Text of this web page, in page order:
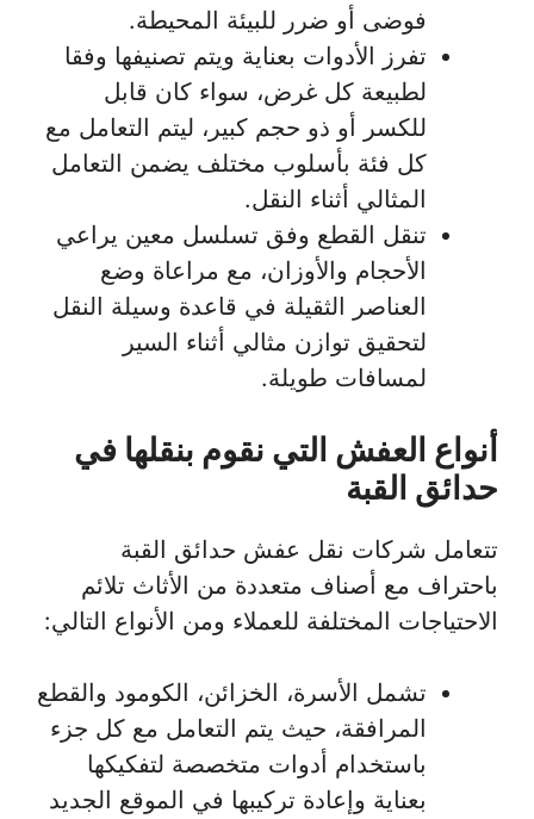
فوضى أو ضرر للبيئة المحيطة.
تفرز الأدوات بعناية ويتم تصنيفها وفقا
لطبيعة كل غرض، سواء كان قابل
للكسر أو ذو حجم كبير، ليتم التعامل مع
كل فئة بأسلوب مختلف يضمن التعامل
المثالي أثناء النقل.
تنقل القطع وفق تسلسل معين يراعي
الأحجام والأوزان، مع مراعاة وضع
العناصر الثقيلة في قاعدة وسيلة النقل
لتحقيق توازن مثالي أثناء السير
لمسافات طويلة.
أنواع العفش التي نقوم بنقلها في
حدائق القبة
تتعامل شركات نقل عفش حدائق القبة
باحتراف مع أصناف متعددة من الأثاث تلائم
الاحتياجات المختلفة للعملاء ومن الأنواع التالي:
تشمل الأسرة، الخزائن، الكومود والقطع
المرافقة، حيث يتم التعامل مع كل جزء
باستخدام أدوات متخصصة لتفكيكها
بعناية وإعادة تركيبها في الموقع الجديد